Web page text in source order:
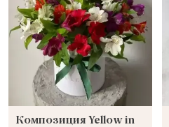
Композиция Yellow in